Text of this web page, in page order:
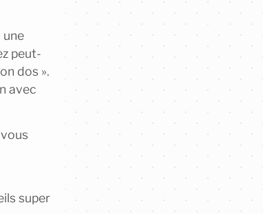
une
peut-
dos ».
avec
super